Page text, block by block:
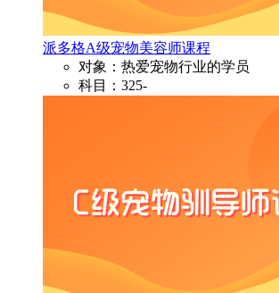
派多格A级宠物美容师课程
对象：热爱宠物行业的学员
科目：325-